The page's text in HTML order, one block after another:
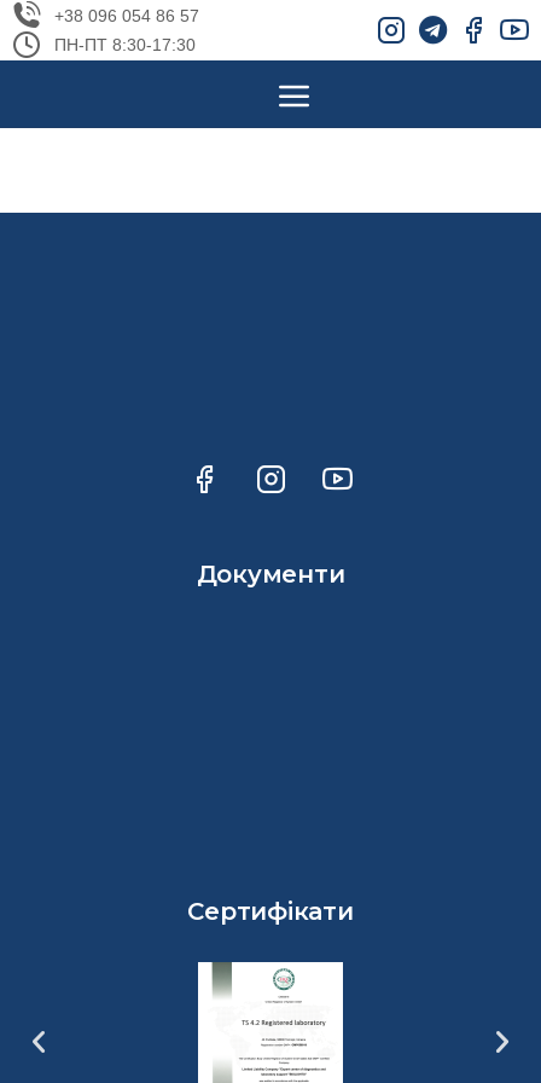
+38 096 054 86 57
ПН-ПТ 8:30-17:30
Документи
Сертифікати